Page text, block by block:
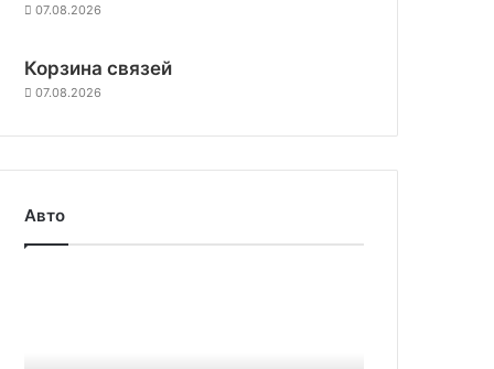
07.08.2026
Корзина связей
07.08.2026
Авто